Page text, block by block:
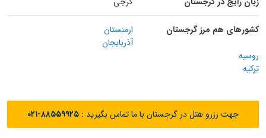
کشورهای هم مرز گرجستان
ارمنستان
آذربایجان
روسیه
ترکیه
جهت رزرو هتل در گرجستان با ما تماس بگیرید : ۰۲۱-۸۸۵۵۹۹۲۵